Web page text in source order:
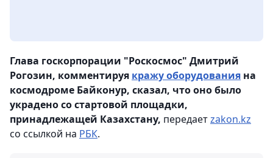
Глава госкорпорации "Роскосмос" Дмитрий
Рогозин, комментируя кражу оборудования на
космодроме Байконур, сказал, что оно было
украдено со стартовой площадки,
принадлежащей Казахстану, передаетzakon.kz
со ссылкой на РБК.